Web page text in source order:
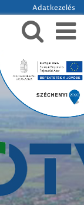
Adatkezelés